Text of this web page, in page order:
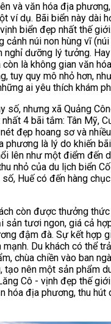
và văn hóa địa
ví dụ. Bãi biển này dài
biển đẹp nhất thế
cảnh núi non hùng vĩ
nghỉ dưỡng lý tưởng.
là không gian văn
tuy quy mô nhỏ hơn,
ai yêu thích khám
số, nhưng xã Quảng
4 bãi tắm: Tân Mỹ,
đẹp hoang sơ và
phương là lý do khiến
lên như một điểm đến
nhỏ của du lịch biển
Huế có đến hàng
còn được thưởng
sản tươi ngon, giá cả
đậm đà. Sự kết hợp
Du khách có thể
chùa chiền vào ban
tạo nên một sản phẩm
Cô - vịnh đẹp thế
hóa địa phương, thu hút